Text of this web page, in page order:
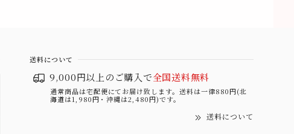
送料について
9,000円以上のご購入で全国送料無料
通常商品は宅配便にてお届け致します。送料は一律880円(北
海道は1,980円・沖縄は2,480円)です。
送料について